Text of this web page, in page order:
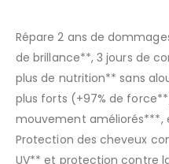
Répare 2 ans de
de brillance**, 3 jours de
plus de nutrition** sans
plus forts (+97% de
mouvement améliorés***,
Protection des cheveux
UV** et protection contre